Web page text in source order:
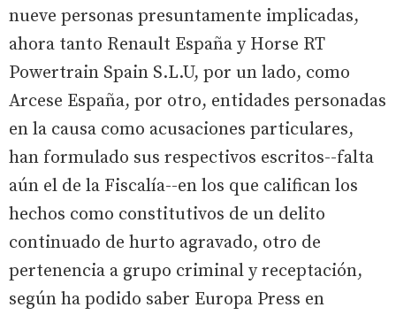
nueve personas presuntamente implicadas,
ahora tanto Renault España y Horse RT
Powertrain Spain S.L.U, por un lado, como
Arcese España, por otro, entidades personadas
en la causa como acusaciones particulares,
han formulado sus respectivos escritos--falta
aún el de la Fiscalía--en los que califican los
hechos como constitutivos de un delito
continuado de hurto agravado, otro de
pertenencia a grupo criminal y receptación,
según ha podido saber Europa Press en